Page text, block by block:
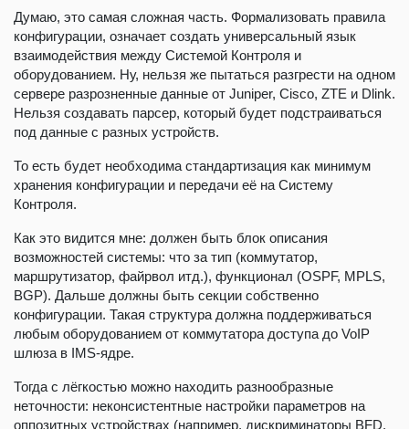
Думаю, это самая сложная часть. Формализовать правила
конфигурации, означает создать универсальный язык
взаимодействия между Системой Контроля и
оборудованием. Ну, нельзя же пытаться разгрести на одном
сервере разрозненные данные от Juniper, Cisco, ZTE и Dlink.
Нельзя создавать парсер, который будет подстраиваться
под данные с разных устройств.
То есть будет необходима стандартизация как минимум
хранения конфигурации и передачи её на Систему
Контроля.
Как это видится мне: должен быть блок описания
возможностей системы: что за тип (коммутатор,
маршрутизатор, файрвол итд.), функционал (OSPF, MPLS,
BGP). Дальше должны быть секции собственно
конфигурации. Такая структура должна поддерживаться
любым оборудованием от коммутатора доступа до VoIP
шлюза в IMS-ядре.
Тогда с лёгкостью можно находить разнообразные
неточности: неконсистентные настройки параметров на
оппозитных устройствах (например, дискриминаторы BFD,